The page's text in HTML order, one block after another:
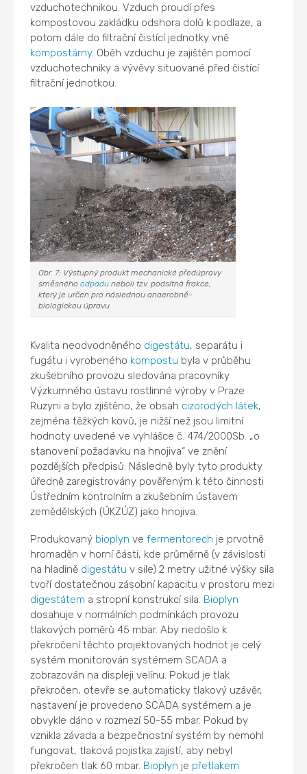
vzduchotechnikou. Vzduch proudí přes
kompostovou zakládku odshora dolů k podlaze, a
potom dále do filtrační čistící jednotky vně
kompostárny. Oběh vzduchu je zajištěn pomocí
vzduchotechniky a vývěvy situované před čistící
filtrační jednotkou.
Obr. 7: Výstupný produkt mechanické předúpravy
směsnéhoodpadu neboli tzv. podsítná frakce,
který je určen pro následnou anaerobně-
biologickou úpravu
Kvalita neodvodněného digestátu, separátu i
fugátu i vyrobeného kompostu byla v průběhu
zkušebního provozu sledována pracovníky
Výzkumného ústavu rostlinné výroby v Praze
Ruzyni a bylo zjištěno, že obsah cizorodých látek,
zejména těžkých kovů, je nižší než jsou limitní
hodnoty uvedené ve vyhlášce č. 474/2000Sb. „o
stanovení požadavku na hnojiva“ ve znění
pozdějších předpisů. Následně byly tyto produkty
úředně zaregistrovány pověřeným k této činnosti
Ústředním kontrolním a zkušebním ústavem
zemědělských (ÚKZÚZ) jako hnojiva.
Produkovaný bioplyn vefermentorech je prvotně
hromaděn v horní části, kde průměrně (v závislosti
na hladině digestátu v sile) 2 metry užitné výšky sila
tvoří dostatečnou zásobní kapacitu v prostoru mezi
digestátem a stropní konstrukcí sila. Bioplyn
dosahuje v normálních podmínkách provozu
tlakových poměrů 45 mbar. Aby nedošlo k
překročení těchto projektovaných hodnot je celý
systém monitorován systémem SCADA a
zobrazován na displeji velínu. Pokud je tlak
překročen, otevře se automaticky tlakový uzávěr,
nastavení je provedeno SCADA systémem a je
obvykle dáno v rozmezí 50-55 mbar. Pokud by
vznikla závada a bezpečnostní systém by nemohl
fungovat, tlaková pojistka zajistí, aby nebyl
překročen tlak 60 mbar. Bioplyn je přetlakem